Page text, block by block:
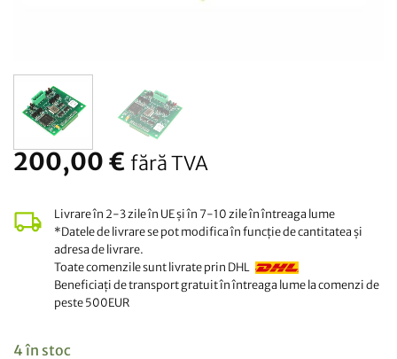
200,00 € fără TVA
Livrare în 2-3 zile în UE și în 7-10 zile în întreaga lume
*Datele de livrare se pot modifica în funcție de cantitatea și
adresa de livrare.
Toate comenzile sunt livrate prin DHL
Beneficiați de transport gratuit în întreaga lume la comenzi de
peste 500EUR
4 în stoc